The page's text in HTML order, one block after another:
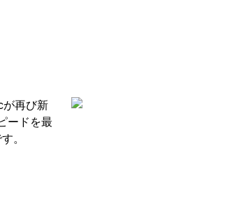
が再び新
ードを最
。